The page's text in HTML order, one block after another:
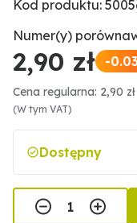
Kod produktu:
Numer(y)
2,90 zł -
Cena regularna: 2,90 zł
(W tym VAT)
Dostępny